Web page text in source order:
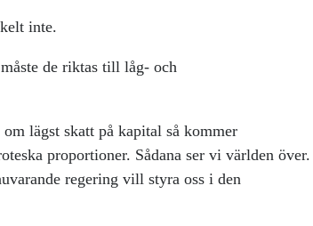
inte.
de riktas till låg- och
lägst skatt på kapital så kommer
proportioner. Sådana ser vi världen över.
regering vill styra oss i den